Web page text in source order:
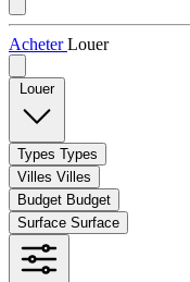
AcheterLouer
Louer
Types Types
Villes Villes
Budget Budget
Surface Surface